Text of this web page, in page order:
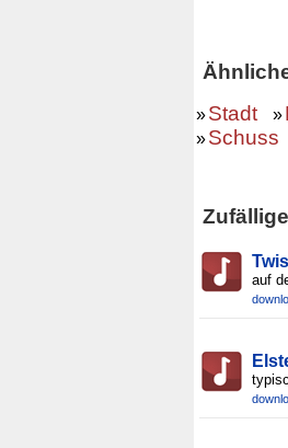
»Stadt »
»Schuss
auf